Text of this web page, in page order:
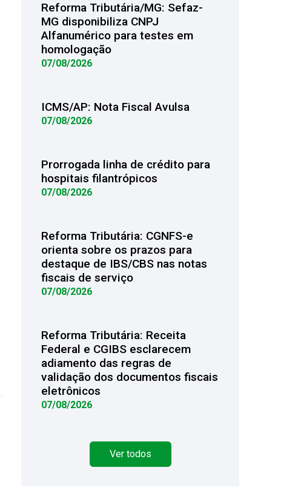
Reforma Tributária/MG: Sefaz-
MG disponibiliza CNPJ
Alfanumérico para testes em
homologação
07/08/2026
ICMS/AP: Nota Fiscal Avulsa
07/08/2026
Prorrogada linha de crédito para
hospitais filantrópicos
07/08/2026
Reforma Tributária: CGNFS-e
orienta sobre os prazos para
destaque de IBS/CBS nas notas
fiscais de serviço
07/08/2026
Reforma Tributária: Receita
Federal e CGIBS esclarecem
adiamento das regras de
validação dos documentos fiscais
eletrônicos
07/08/2026
Ver todos